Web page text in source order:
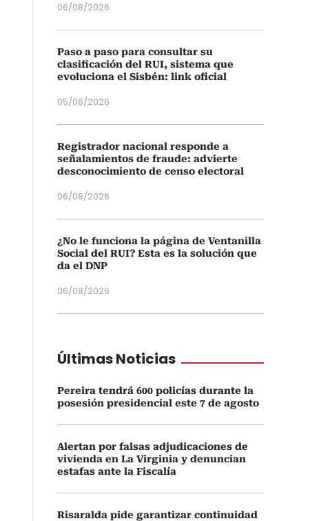
06/08/2026
Paso a paso para consultar su
clasificación del RUI, sistema que
evoluciona el Sisbén: link oficial
05/08/2026
Registrador nacional responde a
señalamientos de fraude: advierte
desconocimiento de censo electoral
06/08/2026
¿No le funciona la página de Ventanilla
Social del RUI? Esta es la solución que
da el DNP
06/08/2026
Últimas Noticias
Pereira tendrá 600 policías durante la
posesión presidencial este 7 de agosto
Alertan por falsas adjudicaciones de
vivienda en La Virginia y denuncian
estafas ante la Fiscalía
Risaralda pide garantizar continuidad